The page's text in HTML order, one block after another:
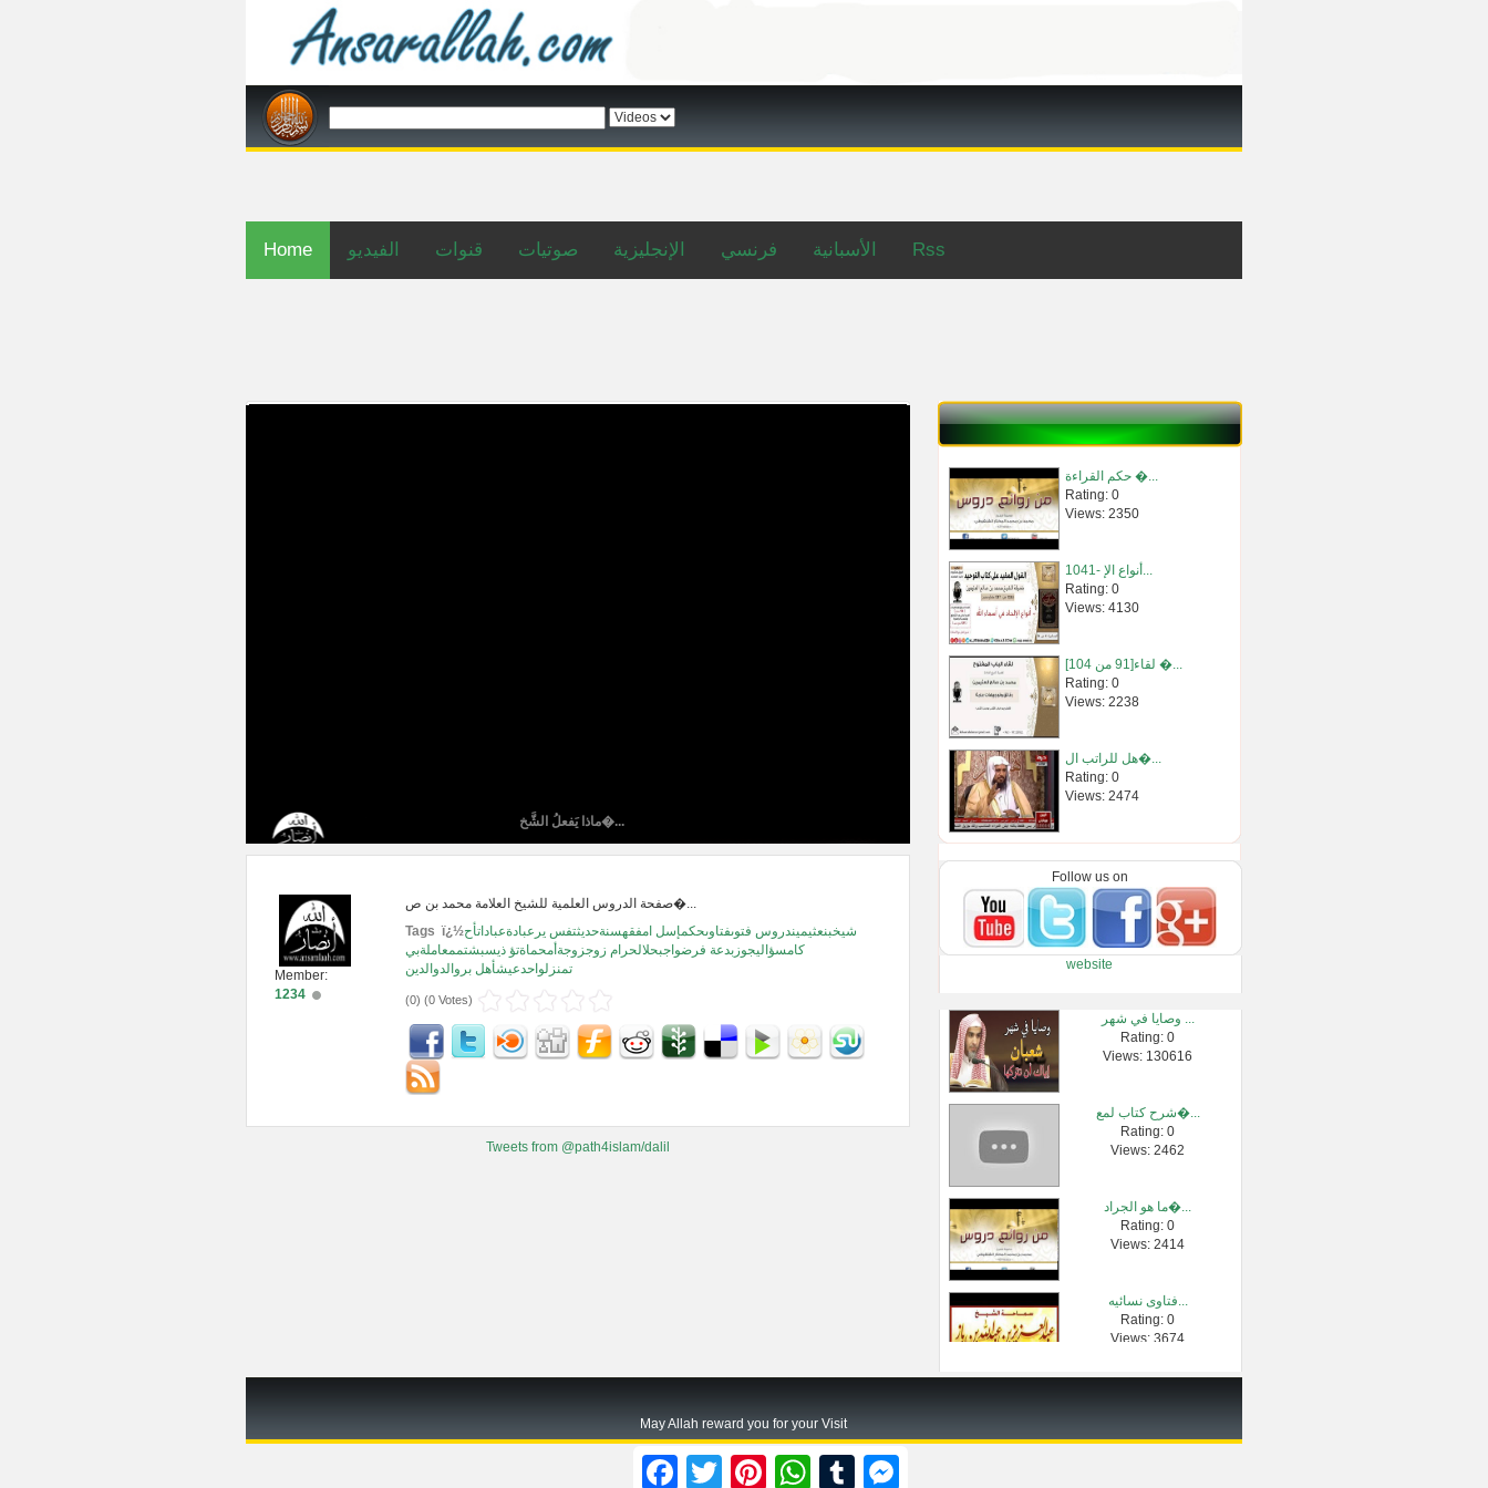
Home الفيديو قنوات صوتيات الإنجليزية فرنسي الأسبانية Rss
ماذا يَفعلُ الشَّخ�...
Member:
1234
صفحة الدروس العلمية للشيخ العلامة محمد بن ص�...
Tags ï¿½شيخبنعثيميندروس فتوىفتاوىحكمإسل امفقهسنةحديثتفس يرعبادةعباداتأح
كامسؤاليجوزبدعة فرضواجبحلالحرام زوجزوجةأمحماةتؤ ذيسبشتممعاملةبي
تمنزلواحدعيشأهل بروالدوالدين
(0) (0 Votes)
Tweets from @path4islam/dalil
حكم القراءة �...
Rating: 0
Views: 2350
1041- أنواع الإ...
Rating: 0
Views: 4130
لقاء[91 من 104] �...
Rating: 0
Views: 2238
هل للراتب ال�...
Rating: 0
Views: 2474
Rating: 0
Views: 2363
أيها المبتلى...
Rating: 0
فضل الصبر وأ�...
Rating: 0
ستسمع هذه ال�...
Rating: 0
حكم زكاة الع�...
Rating: 0
سورة الرحمن �...
Rating: 0
Follow us on
website
وصايا في شهر ...
Rating: 0
Views: 130616
شرح كتاب لمع�...
Rating: 0
Views: 2462
ما هو الجراد�...
Rating: 0
Views: 2414
فتاوى نسائيه...
Rating: 0
Views: 3674
May Allah reward you for your Visit
FacebookTwitter Pinterest WhatsAppTumblr